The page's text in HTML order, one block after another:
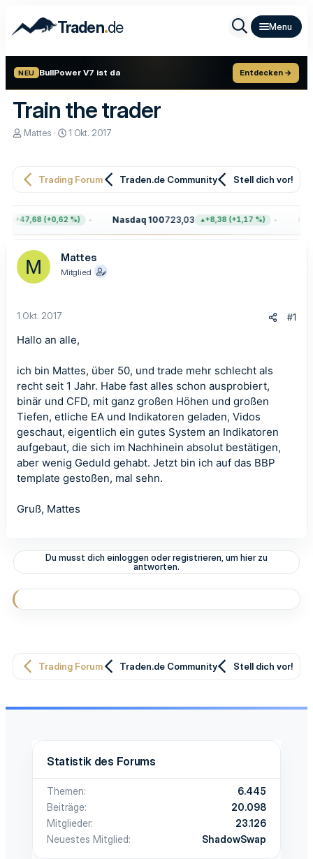
Traden.de
NEU BullPower V7 ist da Entdecken →
Train the trader
E
e
r
Mattes
E
e
l
a
m
1 Okt. 2017
Trading Forum Traden.de Community Stell dich vor!
+47,68 (+0,62 %) Nasdaq 100723,03 +8,38 (+1,17 %)
M Mattes
Mitglied
1 Okt. 2017 #1
Hallo an alle,
ich bin Mattes, über 50, und trade mehr schlecht als
recht seit 1 Jahr. Habe fast alles schon ausprobiert,
binär und CFD, mit ganz großen Höhen und großen
Tiefen, etliche EA und Indikatoren geladen, Vidos
geschaut, eigentlich ein gutes System an Indikatoren
aufgebaut, die sich im Nachhinein absolut bestätigen,
aber wenig Geduld gehabt. Jetzt bin ich auf das BBP
template gestoßen, mal sehn.
Gruß, Mattes
Du musst dich einloggen oder registrieren, um hier zu
antworten.
Trading Forum Traden.de Community Stell dich vor!
Statistik des Forums
Themen
6.445
Beiträge
20.098
Mitglieder
23.126
Neuestes Mitglied
ShadowSwap